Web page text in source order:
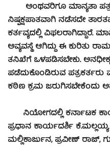
ಅಂಥವರಿಗೂ ಮಾನ್ಯತಾ ಪತ್ರ
ನಿಷ್ಪಕ್ಷಪಾತವಾಗಿ ನಡೆಸದೇ
ಕರ್ತವ್ಯದಲ್ಲಿ ವಿಫಲರಾಗಿದ್ದಾರೆ.
ಅವ್ಯವಸ್ಥೆ ಆಗಿದ್ದು ಈ ಕುರಿತು
ತನಿಖೆಗೆ ಒಳಪಡಿಸಬೇಕು.
ಪಡೆದುಕೊಂಡಿರುವ ಪತ್ರಕರ್ತರು
ಕಠಿಣ ಕ್ರಮ ಜರುಗಿಸಬೇಕೆಂದು
ನಿಯೋಗದಲ್ಲಿ ಕರ್ನಾಟಕ
ಪ್ರಧಾನ ಕಾರ್ಯದರ್ಶಿ
ಮಲ್ಲಿಕಾರ್ಜುನ, ಪ್ರವೀಣ್ ರಾಜ್,